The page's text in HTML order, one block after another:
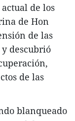
de los
de Hon
de las
descubrió
de las
blanqueado